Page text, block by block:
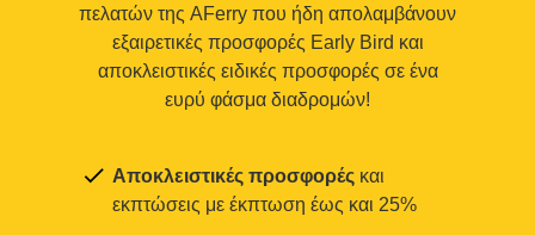
πελατών της AFerry που ήδη απολαμβάνουν
εξαιρετικές προσφορές Early Bird και
αποκλειστικές ειδικές προσφορές σε ένα
ευρύ φάσμα διαδρομών!
Αποκλειστικές προσφορές και
εκπτώσεις με έκπτωση έως και 25%